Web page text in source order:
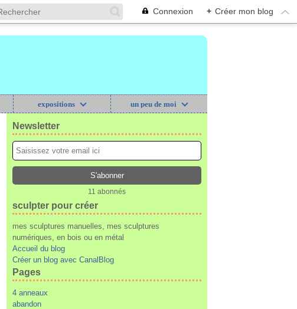
Connexion + Créer mon blog
expositions un peu de moi
Newsletter
11 abonnés
sculpter pour créer
mes sculptures manuelles, mes sculptures
numériques, en bois ou en métal
Accueil du blog
Créer un blog avec CanalBlog
Pages
4 anneaux
abandon